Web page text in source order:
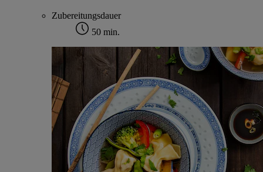
Zubereitungsdauer
50 min.